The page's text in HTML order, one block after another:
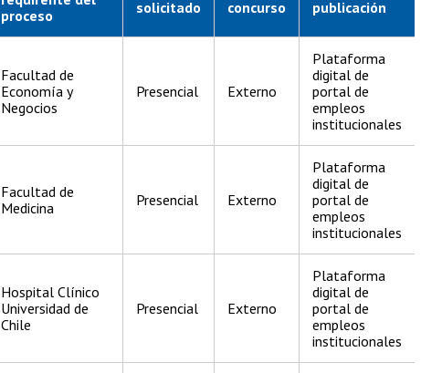
proceso
solicitado
concurso
publicación
Facultad de
Economía y
Negocios
Presencial Externo
Plataforma
digital de
portal de
empleos
institucionales
Facultad de
Medicina
Presencial Externo
Plataforma
digital de
portal de
empleos
institucionales
Hospital Clínico
Universidad de
Chile
Presencial Externo
Plataforma
digital de
portal de
empleos
institucionales